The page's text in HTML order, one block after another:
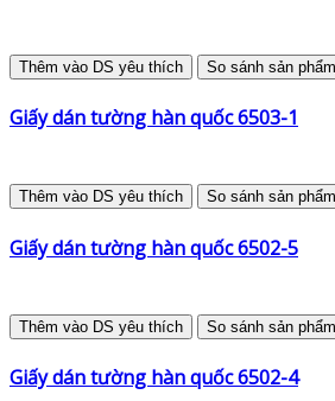
Thêm vào DS yêu thích So sánh sản
Giấy dán tường hàn quốc 6503-1
Thêm vào DS yêu thích So sánh sản
Giấy dán tường hàn quốc 6502-5
Thêm vào DS yêu thích So sánh sản
Giấy dán tường hàn quốc 6502-4